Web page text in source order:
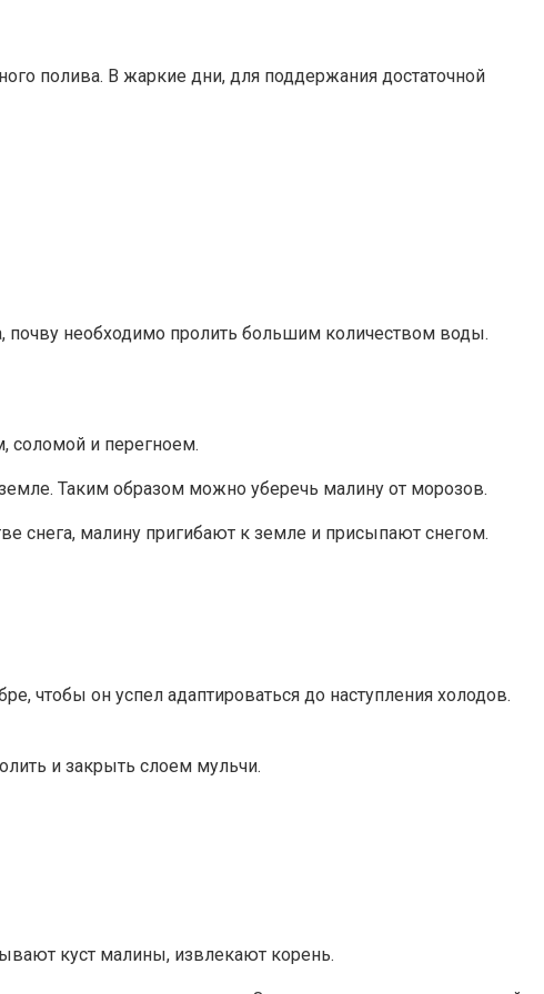
полива. В жаркие дни, для поддержания достаточной
почву необходимо пролить большим количеством воды.
соломой и перегноем.
Таким образом можно уберечь малину от морозов.
снега, малину пригибают к земле и присыпают снегом.
чтобы он успел адаптироваться до наступления холодов.
и закрыть слоем мульчи.
куст малины, извлекают корень.